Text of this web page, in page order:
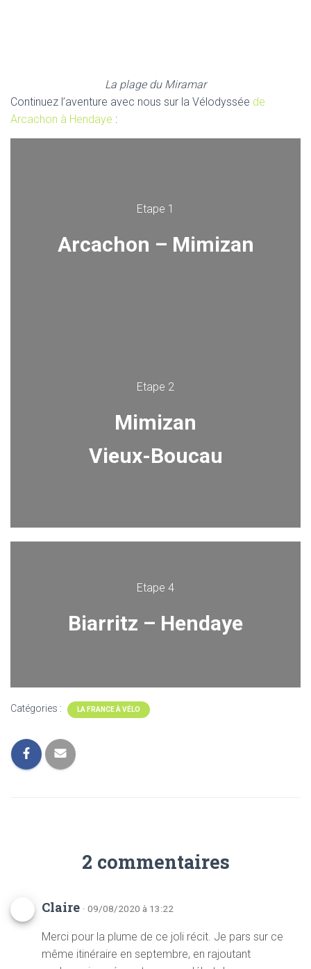
La plage du Miramar
Continuez l’aventure avec nous sur la Vélodyssée de
Arcachon à Hendaye :
Etape 1
Arcachon – Mimizan
Etape 2
Mimizan
Vieux-Boucau
Etape 4
Biarritz – Hendaye
Catégories : LA FRANCE À VÉLO
2 commentaires
Claire · 09/08/2020 à 13:22
Merci pour la plume de ce joli récit. Je pars sur ce
même itinéraire en septembre, en rajoutant